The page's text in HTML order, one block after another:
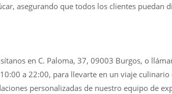
asegurando que todos los clientes puedan
en C. Paloma, 37, 09003 Burgos, o
a 22:00, para llevarte en un viaje
personalizadas de nuestro equipo de